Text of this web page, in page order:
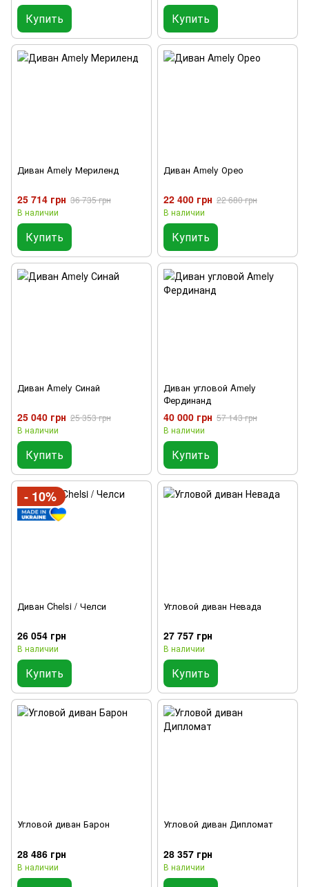
Купить Купить
Диван Amely Мериленд
25 714 грн 36 735 грн
В наличии
Купить
Диван Amely Орео
22 400 грн 22 680 грн
В наличии
Купить
Диван Amely Синай
25 040 грн 25 353 грн
В наличии
Купить
Диван угловой Amely
Фердинанд
40 000 грн 57 143 грн
В наличии
Купить
- 10%
Диван Chelsi / Челси
26 054 грн
В наличии
Купить
Угловой диван Невада
27 757 грн
В наличии
Купить
Угловой диван Барон
28 486 грн
В наличии
Угловой диван Дипломат
28 357 грн
В наличии